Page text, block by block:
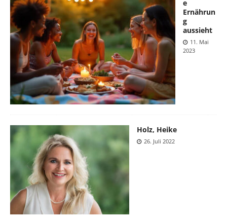
e
Ernährun
g
aussieht
11. Mai
2023
Holz, Heike
26. Juli 2022